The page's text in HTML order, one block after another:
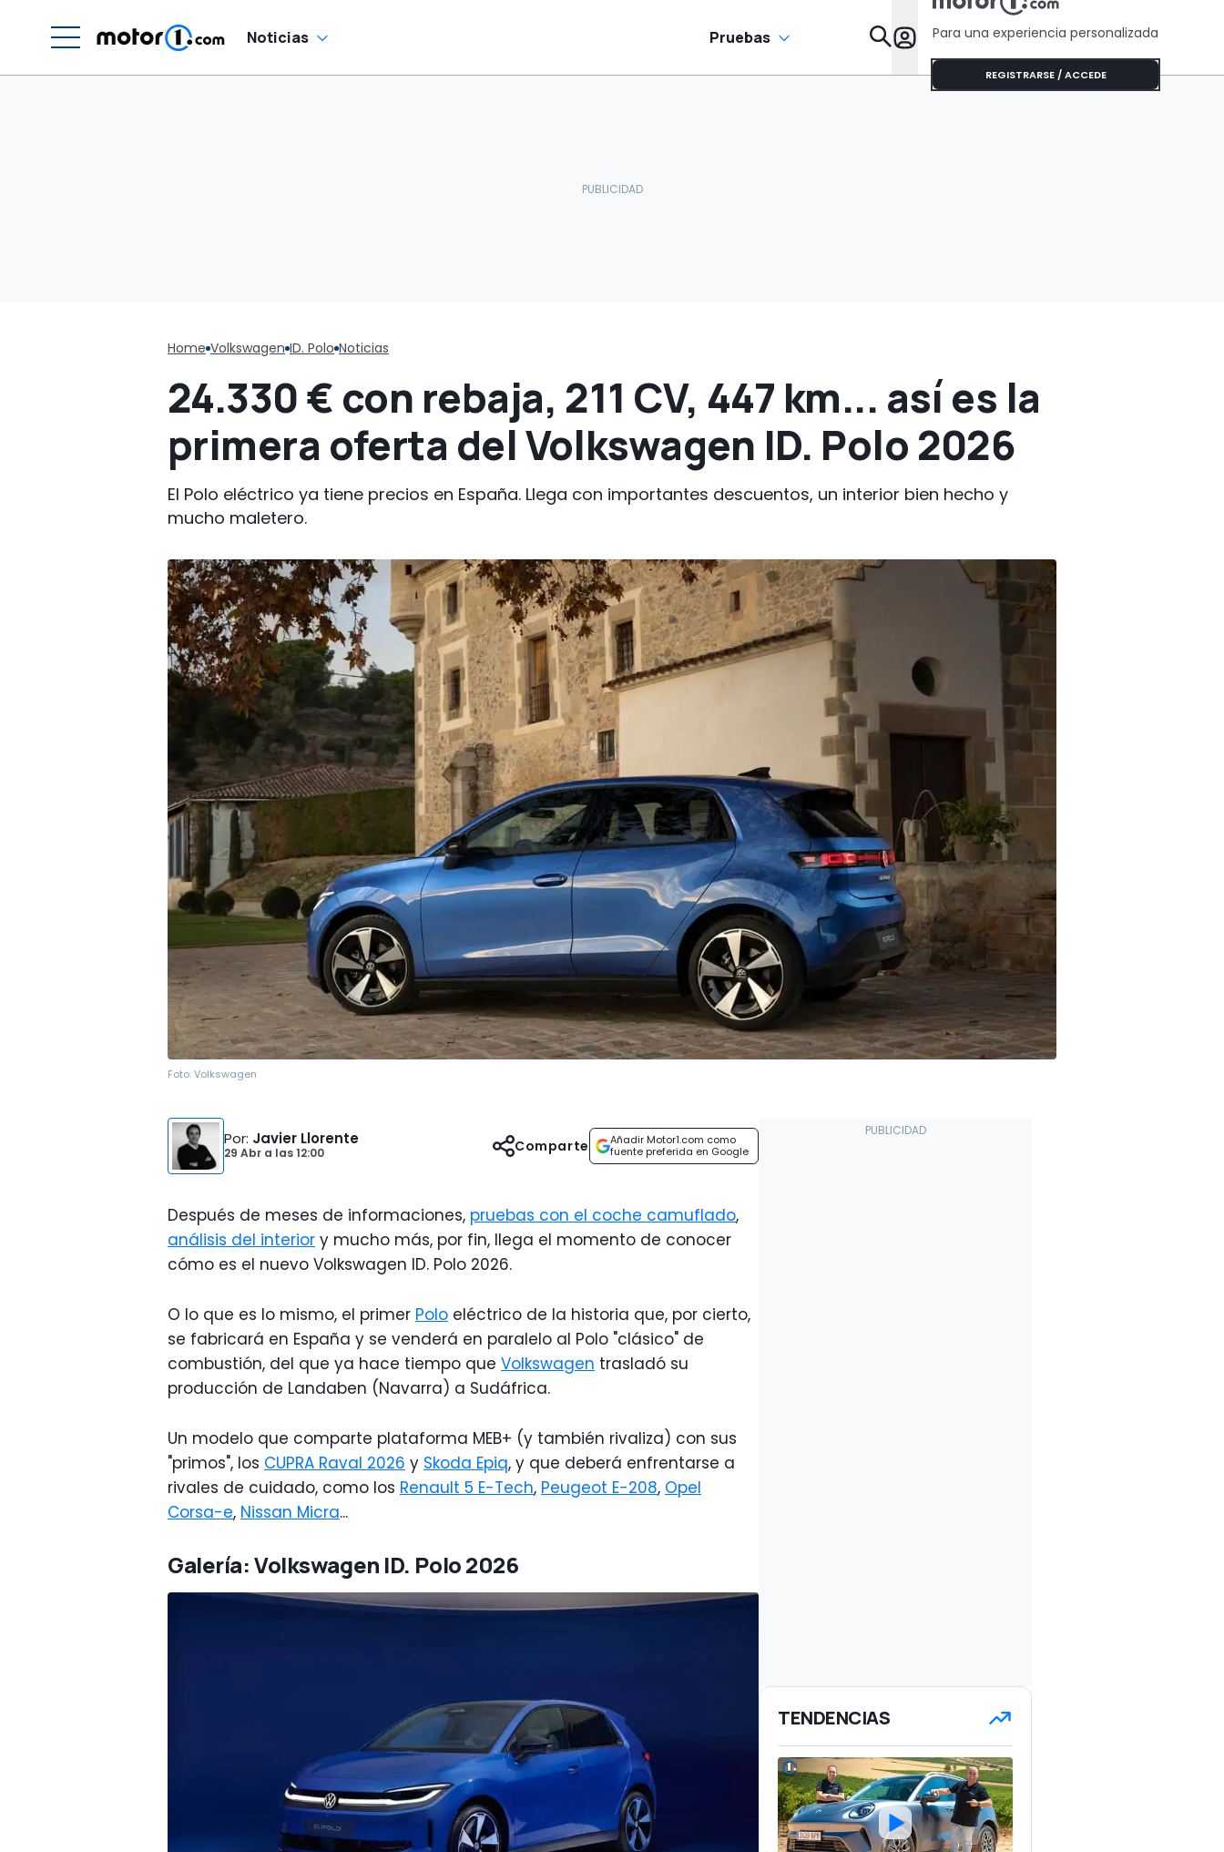
Noticias Pruebas Para una experiencia personalizada
REGISTRARSE / ACCEDE
Home Volkswagen ID. Polo Noticias
24.330 € con rebaja, 211 CV, 447 km... así es la
primera oferta del Volkswagen ID. Polo 2026
El Polo eléctrico ya tiene precios en España. Llega con importantes descuentos, un interior bien hecho y
mucho maletero.
Foto:Volkswagen
Por: Javier Llorente
29 Abr a las12:00
Añadir Motor1.com como
fuente preferida en Google
Comparte
Después de meses de informaciones, pruebas con el coche camuflado,
análisis del interior y mucho más, por fin, llega el momento de conocer
cómo es el nuevo Volkswagen ID. Polo 2026.
O lo que es lo mismo, el primer Polo eléctrico de la historia que, por cierto,
se fabricará en España y se venderá en paralelo al Polo "clásico" de
combustión, del que ya hace tiempo que Volkswagen trasladó su
producción de Landaben (Navarra) a Sudáfrica.
Un modelo que comparte plataforma MEB+ (y también rivaliza) con sus
"primos", los CUPRA Raval 2026 y Skoda Epiq, y que deberá enfrentarse a
rivales de cuidado, como los Renault 5 E-Tech, Peugeot E-208, Opel
Corsa-e, Nissan Micra...
Galería: Volkswagen ID. Polo 2026
TENDENCIAS